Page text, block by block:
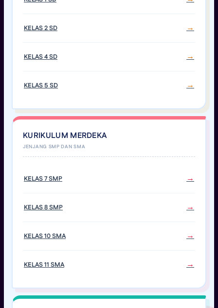
KELAS 2 SD
KELAS 4 SD
KELAS 5 SD
KURIKULUM MERDEKA
KELAS 7 SMP
KELAS 8 SMP
KELAS 10 SMA
KELAS 11 SMA